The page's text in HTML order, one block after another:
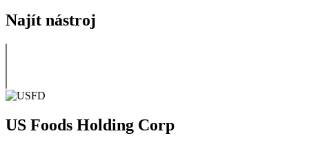
Najít nástroj
US Foods Holding Corp